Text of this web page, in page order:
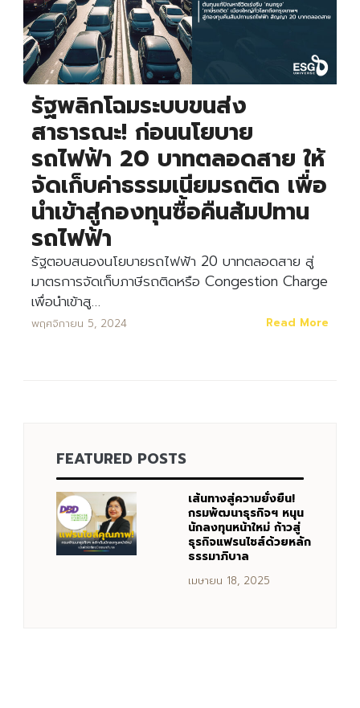
รัฐพลิกโฉมระบบขนส่ง
สาธารณะ! ก่อนนโยบาย
รถไฟฟ้า 20 บาทตลอดสาย ให้
จัดเก็บค่าธรรมเนียมรถติด เพื่อ
นำเข้าสู่กองทุนซื้อคืนสัมปทาน
รถไฟฟ้า
รัฐตอบสนองนโยบายรถไฟฟ้า 20 บาทตลอดสาย สู่
มาตรการจัดเก็บภาษีรถติดหรือ Congestion Charge
เพื่อนำเข้าสู…
พฤศจิกายน 5, 2024 Read More
FEATURED POSTS
เส้นทางสู่ความยั่งยืน!
กรมพัฒนาธุรกิจฯ หนุน
นักลงทุนหน้าใหม่ ก้าวสู่
ธุรกิจแฟรนไชส์ด้วยหลัก
ธรรมาภิบาล
เมษายน 18, 2025